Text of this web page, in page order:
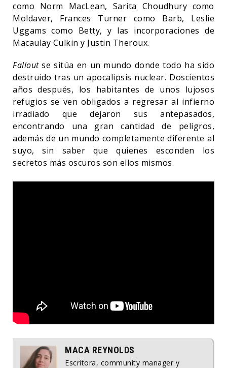
como Norm MacLean, Sarita Choudhury como
Moldaver, Frances Turner como Barb, Leslie
Uggams como Betty, y las incorporaciones de
Macaulay Culkin y Justin Theroux.
Falloutse sitúa en un mundo donde todo ha sido
destruido tras un apocalipsis nuclear. Doscientos
años después, los habitantes de unos lujosos
refugios se ven obligados a regresar al infierno
irradiado que dejaron sus antepasados,
encontrando una gran cantidad de peligros,
además de un mundo completamente diferente al
suyo, sin saber que quienes esconden los
secretos más oscuros son ellos mismos.
MACA REYNOLDS
Escritora, community manager y